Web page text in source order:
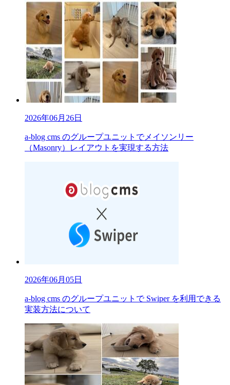
2026年06月26日
a-blog cms のグループユニットでメイソンリー
（Masonry）レイアウトを実現する方法
2026年06月05日
a-blog cms のグループユニットで Swiper を利用できる
実装方法について